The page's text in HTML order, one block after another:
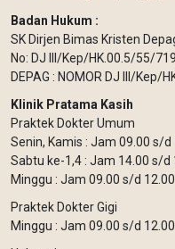
Badan Hukum :
SK Dirjen Bimas Kristen
No: DJ III/Kep/HK.00.5/55/
DEPAG : NOMOR DJ III/
Klinik Pratama Kasih
Praktek Dokter Umum
Senin, Kamis : Jam 09.00 s/d
Sabtu ke-1,4 : Jam 14.00 s/d
Minggu : Jam 09.00 s/d 12.00
Praktek Dokter Gigi
Minggu : Jam 09.00 s/d 12.00